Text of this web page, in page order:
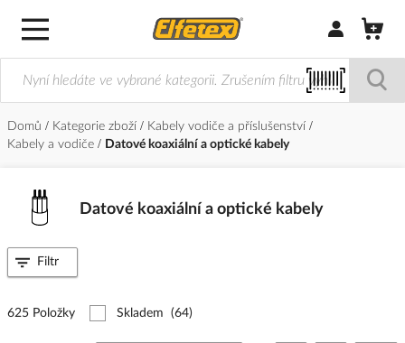
Přihlásit/
Domů Kategorie zboží
Kabely vodiče a příslušenství
Kabely a vodiče
Datové koaxiální a optické kabely
Datové koaxiální a optické kabely
625 Položky Skladem (64)
Filtr